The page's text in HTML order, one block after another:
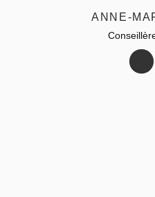
ANNE-